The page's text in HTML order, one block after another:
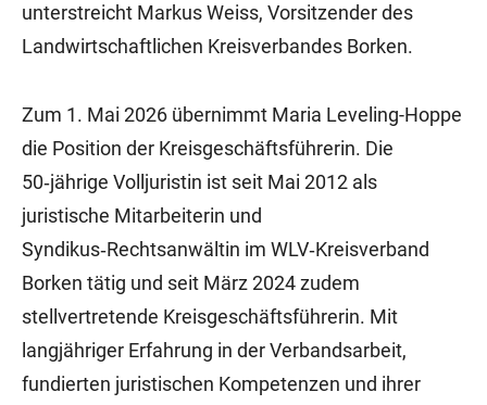
unterstreicht Markus Weiss, Vorsitzender des
Landwirtschaftlichen Kreisverbandes Borken.
Zum 1. Mai 2026 übernimmt Maria Leveling-Hoppe
die Position der Kreisgeschäftsführerin. Die
50‑jährige Volljuristin ist seit Mai 2012 als
juristische Mitarbeiterin und
Syndikus‑Rechtsanwältin im WLV‑Kreisverband
Borken tätig und seit März 2024 zudem
stellvertretende Kreisgeschäftsführerin. Mit
langjähriger Erfahrung in der Verbandsarbeit,
fundierten juristischen Kompetenzen und ihrer